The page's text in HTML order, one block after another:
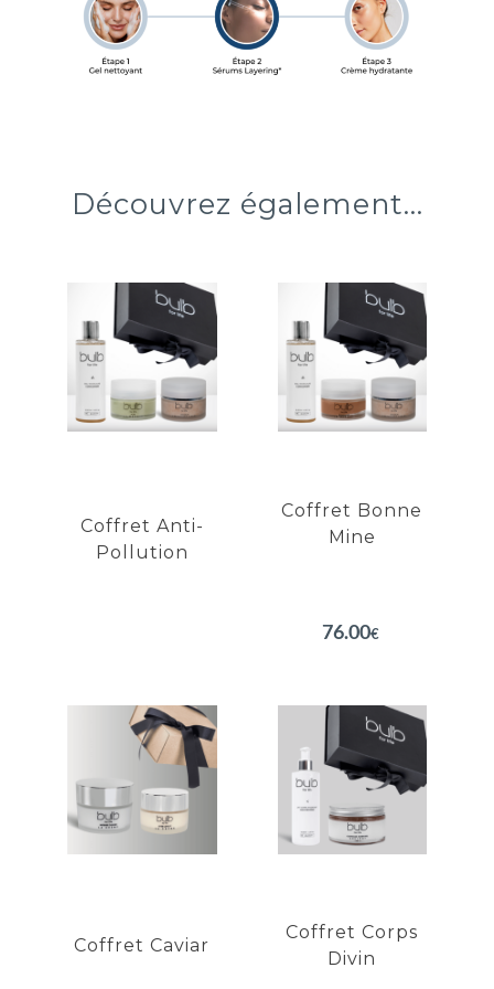
Découvrez également...
Coffret Anti-
Pollution
Coffret
Anti-
Pollution
Coffret Bonne
Mine
76.00€
Coffret
Bonne Mine
Exfolie en douceur
Coffret Caviar
Coffret
Caviar
Restaure la fermeté de
la peau
Coffret Corps
Divin
Coffret
Corps Divin
Doux gommage Abricot